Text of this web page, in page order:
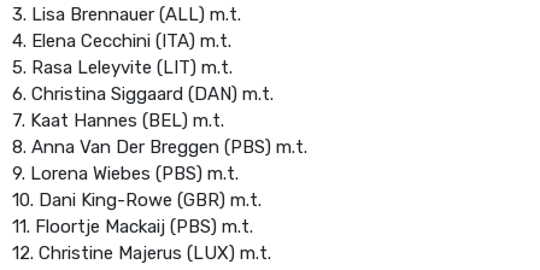
3. Lisa Brennauer (ALL) m.t.
4. Elena Cecchini (ITA) m.t.
5. Rasa Leleyvite (LIT) m.t.
6. Christina Siggaard (DAN) m.t.
7. Kaat Hannes (BEL) m.t.
8. Anna Van Der Breggen (PBS) m.t.
9. Lorena Wiebes (PBS) m.t.
10. Dani King-Rowe (GBR) m.t.
11. Floortje Mackaij (PBS) m.t.
12. Christine Majerus (LUX) m.t.